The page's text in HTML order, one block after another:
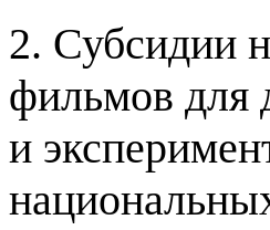
2. Субсидии
фильмов для
и